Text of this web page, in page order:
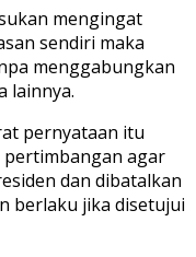
mengingat
sendiri maka
menggabungkan
lainnya.
pernyataan itu
agar
dan dibatalkan
berlaku jika disetujui